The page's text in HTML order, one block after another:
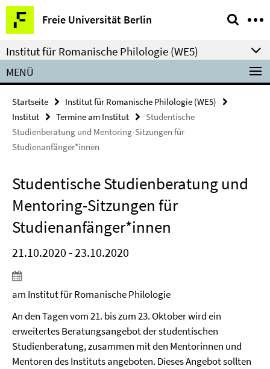
Springe
direkt
zu
Inhalt
Freie Universität Berlin
Service-
Navigation
Institut für Romanische Philologie (WE5)
MENÜ
Startseite
Institut für Romanische Philologie (WE5)
Institut
Termine am Institut
Studentische
Studienberatung und Mentoring-Sitzungen für
Studienanfänger*innen
Studentische Studienberatung und
Mentoring-Sitzungen für
Studienanfänger*innen
21.10.2020 - 23.10.2020
am Institut für Romanische Philologie
An den Tagen vom 21. bis zum 23. Oktober wird ein
erweitertes Beratungsangebot der studentischen
Studienberatung, zusammen mit den Mentorinnen und
Mentoren des Instituts angeboten. Dieses Angebot sollten